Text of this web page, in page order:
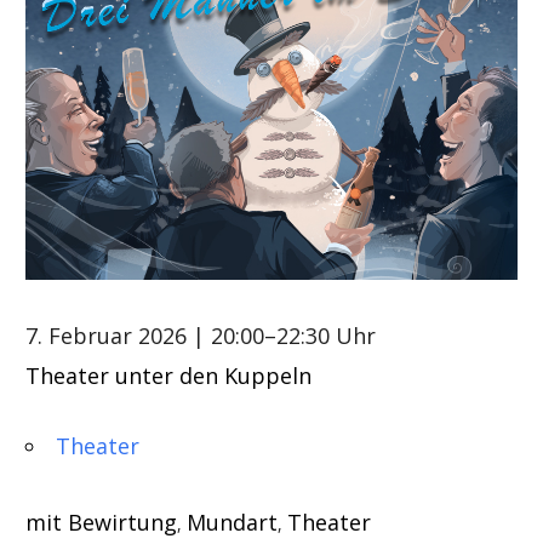
7. Februar 2026 | 20:00–22:30 Uhr
Theater unter den Kuppeln
Theater
mit Bewirtung, Mundart, Theater